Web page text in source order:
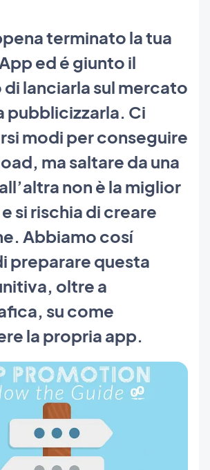
terminato la tua
ed é giunto il
lanciarla sul mercato
pubblicizzarla. Ci
modi per conseguire
ma saltare da una
non è la miglior
si rischia di creare
Abbiamo cosí
preparare questa
oltre a
su come
la propria app.